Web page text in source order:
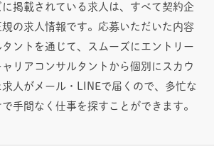
掲載されている求人は、すべて契約企
の求人情報です。応募いただいた内容
ントを通じて、スムーズにエントリー
リアコンサルタントから個別にスカウ
求人がメール・LINEで届くので、多忙な
手間なく仕事を探すことができます。